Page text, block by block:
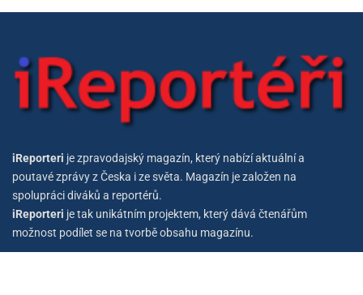
iReporteri je zpravodajský magazín, který nabízí aktuální a
poutavé zprávy z Česka i ze světa. Magazín je založen na
spolupráci diváků a reportérů.
iReporteri je tak unikátním projektem, který dává čtenářům
možnost podílet se na tvorbě obsahu magazínu.